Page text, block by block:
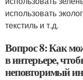
использовать
текстиль и т.д.
Вопрос 8: Как
в интерьере,
неповторимый